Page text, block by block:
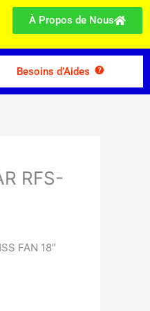
À Propos de Nous
Besoins d’Aides
RFS-
FAN 18″